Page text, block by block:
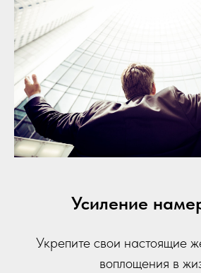
Усиление
Укрепите свои настоящие
воплощения в